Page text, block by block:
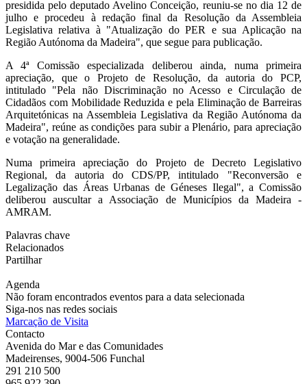
presidida pelo deputado Avelino Conceição, reuniu-se no dia 12 de
julho e procedeu à redação final da Resolução da Assembleia
Legislativa relativa à "Atualização do PER e sua Aplicação na
Região Autónoma da Madeira", que segue para publicação.
A 4ª Comissão especializada deliberou ainda, numa primeira
apreciação, que o Projeto de Resolução, da autoria do PCP,
intitulado "Pela não Discriminação no Acesso e Circulação de
Cidadãos com Mobilidade Reduzida e pela Eliminação de Barreiras
Arquitetónicas na Assembleia Legislativa da Região Autónoma da
Madeira", reúne as condições para subir a Plenário, para apreciação
e votação na generalidade.
Numa primeira apreciação do Projeto de Decreto Legislativo
Regional, da autoria do CDS/PP, intitulado "Reconversão e
Legalização das Áreas Urbanas de Géneses Ilegal", a Comissão
deliberou auscultar a Associação de Municípios da Madeira -
AMRAM.
Palavras chave
Relacionados
Partilhar
Agenda
Não foram encontrados eventos para a data selecionada
Siga-nos nas redes sociais
Marcação de Visita
Contacto
Avenida do Mar e das Comunidades
Madeirenses, 9004-506 Funchal
291 210 500